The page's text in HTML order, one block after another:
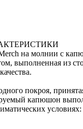
на молнии с
выполненная из
покроя,
капюшон